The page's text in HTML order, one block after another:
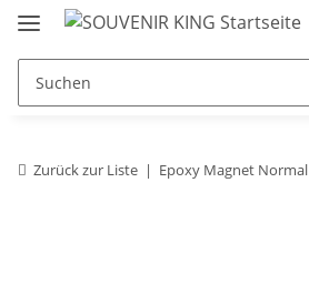
Zurück zur Liste Epoxy Magnet Normal